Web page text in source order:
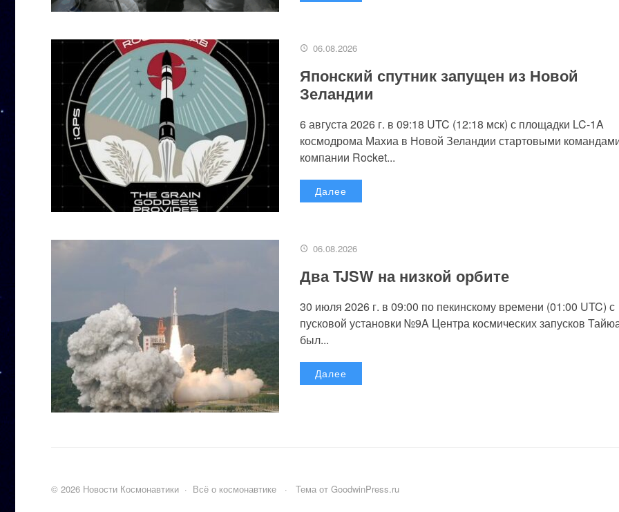
06.08.2026
Японский спутник запущен из Новой
Зеландии
6 августа 2026 г. в 09:18 UTC (12:18 мск) с площадки LC-1A
космодрома Махиа в Новой Зеландии стартовыми
компании Rocket...
Далее
06.08.2026
Два TJSW на низкой орбите
30 июля 2026 г. в 09:00 по пекинскому времени (01:00 UTC) с
пусковой установки №9A Центра космических запусков
был...
Далее
© 2026 Новости Космонавтики · Всё о космонавтике · Тема от GoodwinPress.ru